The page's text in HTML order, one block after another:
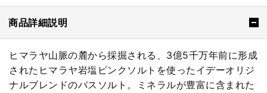
商品詳細説明
ヒマラヤ山脈の麓から採掘される、3億5千万年前に形成
されたヒマラヤ岩塩ピンクソルトを使ったイデーオリジ
ナルブレンドのバスソルト。ミネラルが豊富に含まれた